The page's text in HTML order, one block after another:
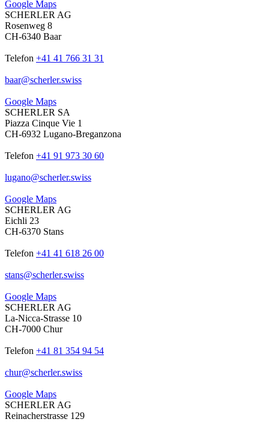
Google Maps
SCHERLER AG
Rosenweg 8
CH-6340 Baar
Telefon +41 41 766 31 31
baar@scherler.swiss
Google Maps
SCHERLER SA
Piazza Cinque Vie 1
CH-6932 Lugano-Breganzona
Telefon +41 91 973 30 60
lugano@scherler.swiss
Google Maps
SCHERLER AG
Eichli 23
CH-6370 Stans
Telefon +41 41 618 26 00
stans@scherler.swiss
Google Maps
SCHERLER AG
La-Nicca-Strasse 10
CH-7000 Chur
Telefon +41 81 354 94 54
chur@scherler.swiss
Google Maps
SCHERLER AG
Reinacherstrasse 129